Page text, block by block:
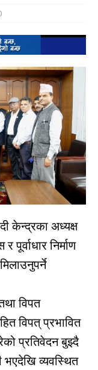
केन्द्रका अध्यक्ष
निर्माण
विपत
विपत् प्रभावित
प्रतिवेदन बुझ्दै
व्यवस्थित